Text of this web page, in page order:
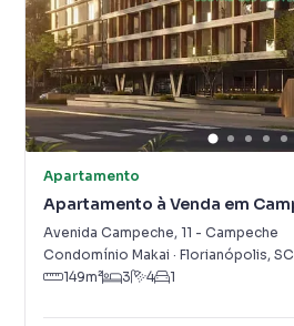
Apartamento
Apartamento à Venda em
Avenida Campeche, 11 - Campeche
Condomínio Makai · Florianópolis, SC
149m² 3 4 1